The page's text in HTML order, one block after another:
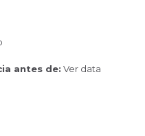
antes de: Ver data